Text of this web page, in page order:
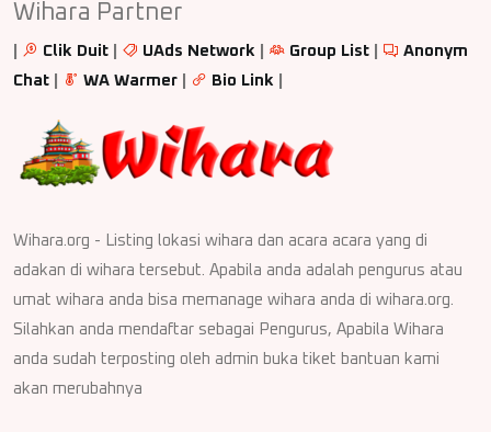
Wihara Partner
Clik Duit UAds Network Group List
Anonym
Chat
WA Warmer Bio Link
Wihara.org - Listing lokasi wihara dan acara acara yang di
adakan di wihara tersebut. Apabila anda adalah pengurus atau
umat wihara anda bisa memanage wihara anda di wihara.org.
Silahkan anda mendaftar sebagai Pengurus, Apabila Wihara
anda sudah terposting oleh admin buka tiket bantuan kami
akan merubahnya